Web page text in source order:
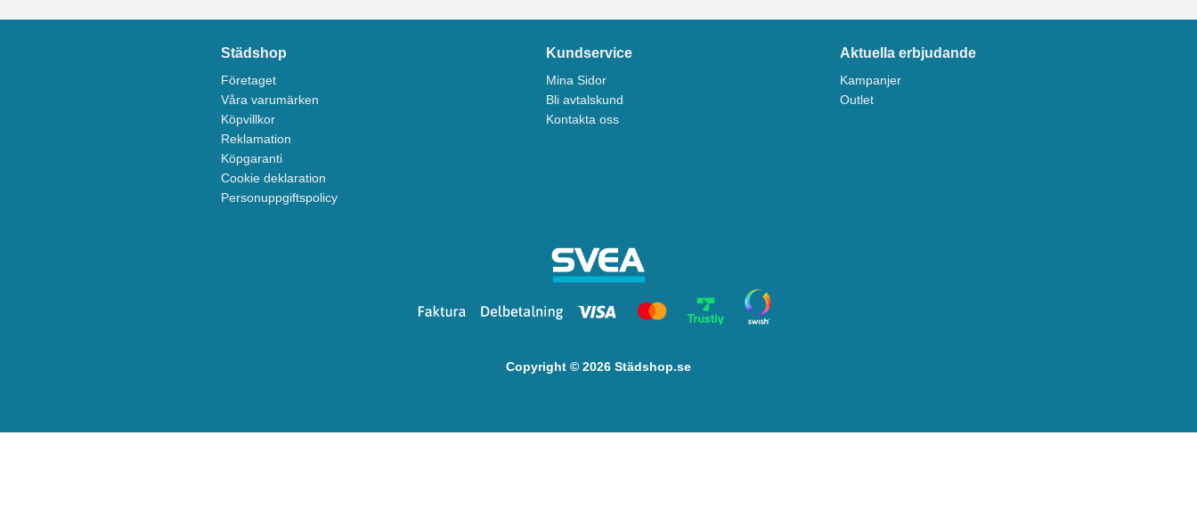
Städshop
Företaget
Våra varumärken
Köpvillkor
Reklamation
Köpgaranti
Cookie deklaration
Personuppgiftspolicy
Kundservice
Mina Sidor
Bli avtalskund
Kontakta oss
Aktuella erbjudande
Kampanjer
Outlet
Copyright © 2026 Städshop.se